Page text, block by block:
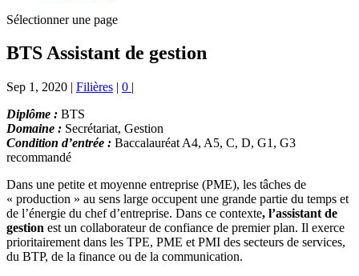
Sélectionner une page
BTS Assistant de gestion
Sep 1, 2020 | Filières | 0 |
Diplôme : BTS
Domaine : Secrétariat, Gestion
Condition d’entrée : Baccalauréat A4, A5, C, D, G1, G3
recommandé
Dans une petite et moyenne entreprise (PME), les tâches de
« production » au sens large occupent une grande partie du temps et
de l’énergie du chef d’entreprise. Dans ce contexte, l’assistant de
gestion est un collaborateur de confiance de premier plan. Il exerce
prioritairement dans les TPE, PME et PMI des secteurs de services,
du BTP, de la finance ou de la communication.